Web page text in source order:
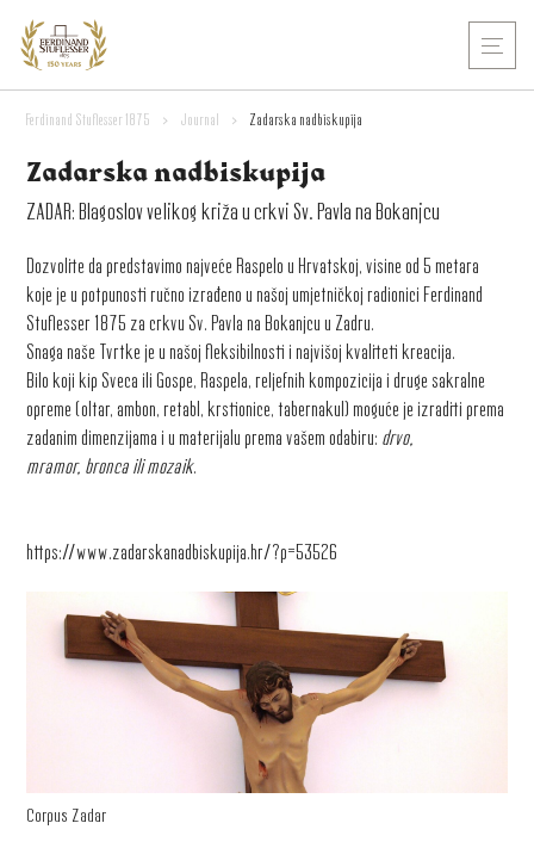
Ferdinand Stuflesser 1875 > Journal > Zadarska nadbiskupija
Zadarska nadbiskupija
ZADAR: Blagoslov velikog križa u crkvi Sv. Pavla na Bokanjcu
Dozvolite da predstavimo najveće Raspelo u Hrvatskoj, visine od 5 metara
koje je u potpunosti ručno izrađeno u našoj umjetničkoj radionici Ferdinand
Stuflesser 1875 za crkvu Sv. Pavla na Bokanjcu u Zadru.
Snaga naše Tvrtke je u našoj fleksibilnosti i najvišoj kvaliteti kreacija.
Bilo koji kip Sveca ili Gospe, Raspela, reljefnih kompozicija i druge sakralne
opreme (oltar, ambon, retabl, krstionice, tabernakul) moguće je izraditi prema
zadanim dimenzijama i u materijalu prema vašem odabiru: drvo,
mramor, bronca ili mozaik.
https://www.zadarskanadbiskupija.hr/?p=53526
Corpus Zadar